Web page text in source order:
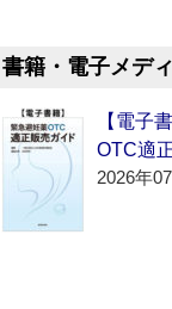
書籍・電子メデ
【電子
OTC適
2026年